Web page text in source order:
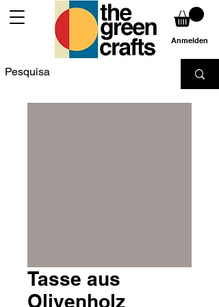
Anmelden
Tasse aus
Olivenholz